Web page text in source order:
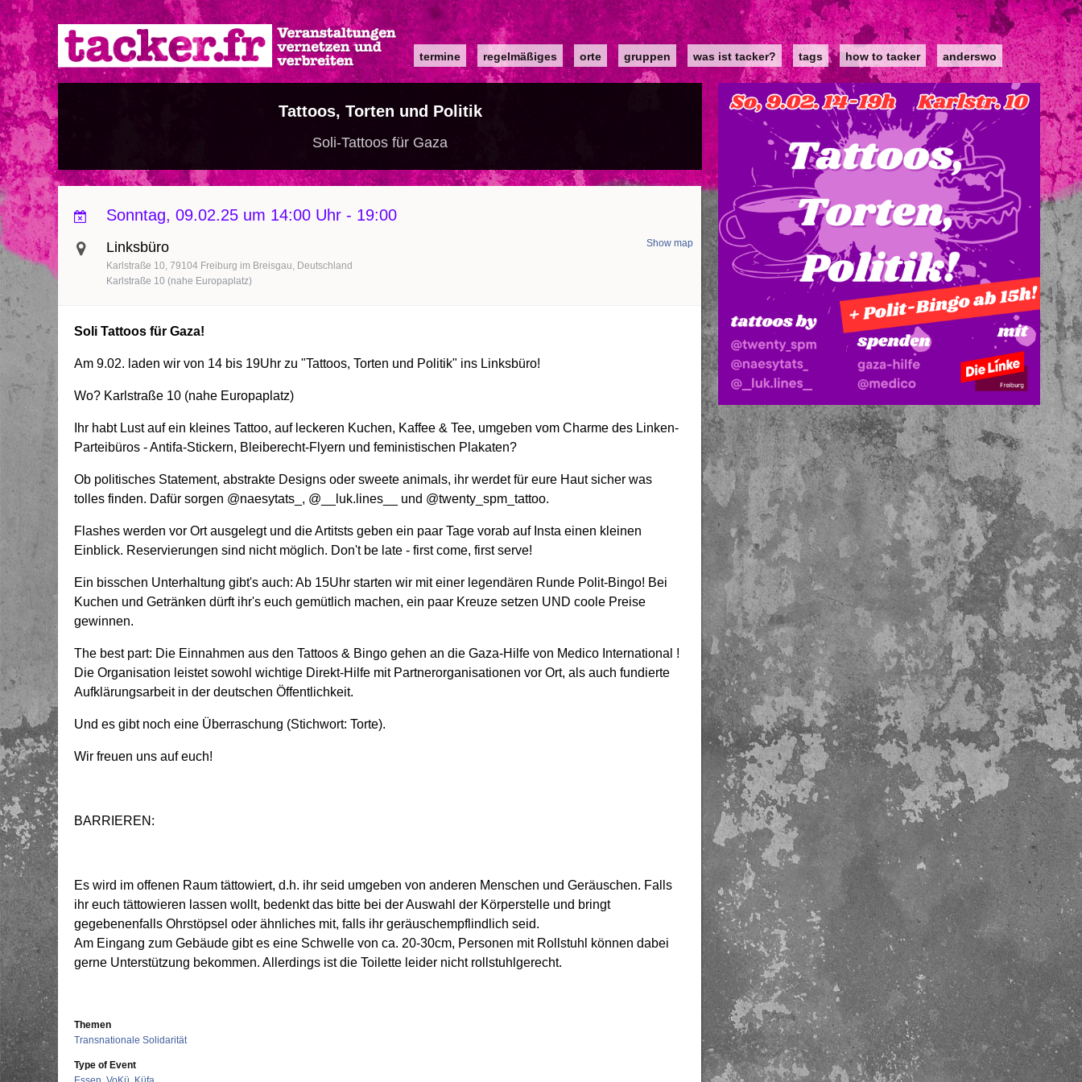
Direkt
zum
Inhalt
Main
navigation
termine regelmäßiges orte gruppen was ist tacker? tags how to tacker anderswo
Tattoos, Torten und Politik
Soli-Tattoos für Gaza
Sonntag, 09.02.25 um 14:00 Uhr - 19:00
Linksbüro
Karlstraße 10 79104 Freiburg im Breisgau Deutschland
Show map
Karlstraße 10 (nahe Europaplatz)
Soli Tattoos für Gaza!
Am 9.02. laden wir von 14 bis 19Uhr zu "Tattoos, Torten und Politik" ins Linksbüro!
Wo? Karlstraße 10 (nahe Europaplatz)
Ihr habt Lust auf ein kleines Tattoo, auf leckeren Kuchen, Kaffee & Tee, umgeben vom Charme des Linken-
Parteibüros - Antifa-Stickern, Bleiberecht-Flyern und feministischen Plakaten?
Ob politisches Statement, abstrakte Designs oder sweete animals, ihr werdet für eure Haut sicher was
tolles finden. Dafür sorgen @naesytats_, @__luk.lines__ und @twenty_spm_tattoo.
Flashes werden vor Ort ausgelegt und die Artitsts geben ein paar Tage vorab auf Insta einen kleinen
Einblick. Reservierungen sind nicht möglich. Don't be late - first come, first serve!
Ein bisschen Unterhaltung gibt's auch: Ab 15Uhr starten wir mit einer legendären Runde Polit-Bingo! Bei
Kuchen und Getränken dürft ihr's euch gemütlich machen, ein paar Kreuze setzen UND coole Preise
gewinnen.
The best part: Die Einnahmen aus den Tattoos & Bingo gehen an die Gaza-Hilfe von Medico International !
Die Organisation leistet sowohl wichtige Direkt-Hilfe mit Partnerorganisationen vor Ort, als auch fundierte
Aufklärungsarbeit in der deutschen Öffentlichkeit.
Und es gibt noch eine Überraschung (Stichwort: Torte).
Wir freuen uns auf euch!
BARRIEREN:
Es wird im offenen Raum tättowiert, d.h. ihr seid umgeben von anderen Menschen und Geräuschen. Falls
ihr euch tättowieren lassen wollt, bedenkt das bitte bei der Auswahl der Körperstelle und bringt
gegebenenfalls Ohrstöpsel oder ähnliches mit, falls ihr geräuschempflindlich seid.
Am Eingang zum Gebäude gibt es eine Schwelle von ca. 20-30cm, Personen mit Rollstuhl können dabei
gerne Unterstützung bekommen. Allerdings ist die Toilette leider nicht rollstuhlgerecht.
Themen
Transnationale Solidarität
Type of Event